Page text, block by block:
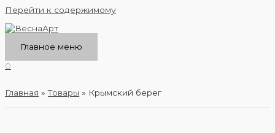
Перейти к содержимому
Главное меню
0
Главная Товары Крымский берег